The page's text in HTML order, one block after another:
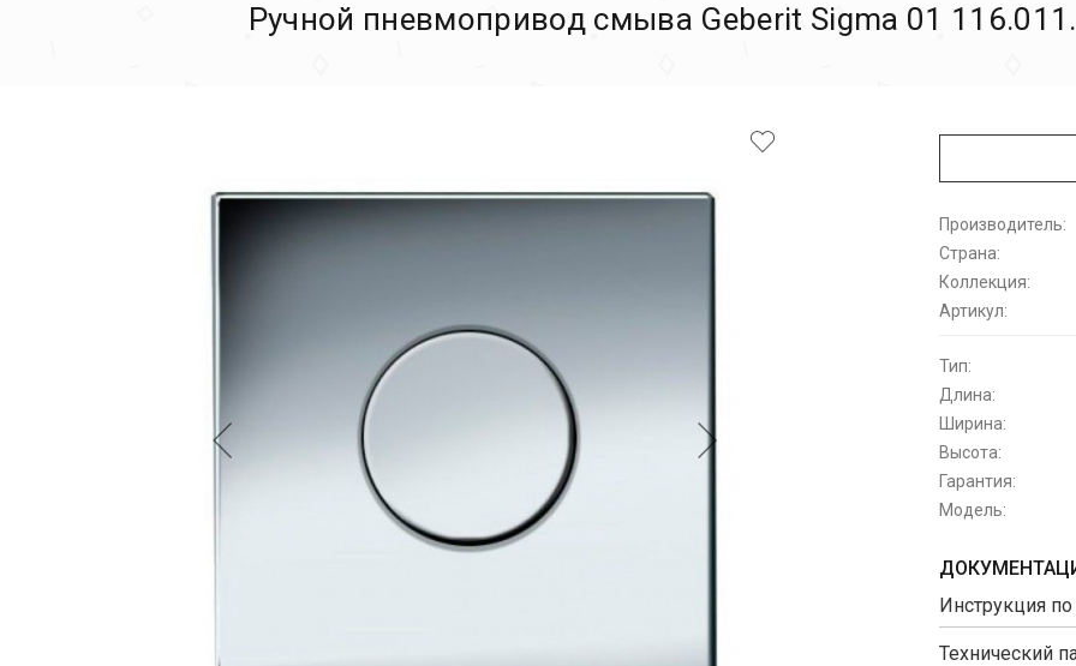
Ручной пневмопривод смыва Geberit Sigma 01
Производитель:
Страна:
Коллекция:
Артикул:
Тип:
Длина:
Ширина:
Высота:
Гарантия:
Модель:
Инструкция
Технический